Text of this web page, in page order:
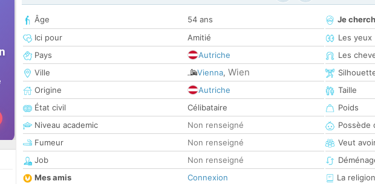
Âge
54 ans
Ici pour
Amitié
Pays
Autriche
Ville
Vienna, Wien
Origine
Autriche
État civil
Célibataire
Niveau academic
Non renseigné
Fumeur
Non renseigné
Job
Non renseigné
Mes amis
Connexion
Je
Les yeux
Les
Taille
Poids
Possède
Veut
La religion